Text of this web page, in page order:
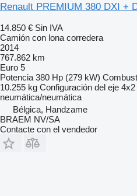
Renault PREMIUM 380 DXI +
14.850 € Sin IVA
Camión con lona corredera
2014
767.862 km
Euro 5
Potencia 380 Hp (279 kW)
10.255 kg Configuración del eje 4x2
neumática/neumática
Bélgica, Handzame
BRAEM NV/SA
Contacte con el vendedor